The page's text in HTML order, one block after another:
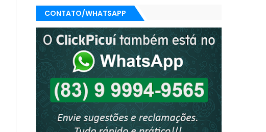
CONTATO/WHATSAPP